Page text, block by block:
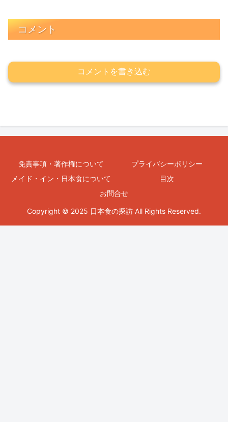
コメント
コメントを書き込む
免責事項・著作権について
プライバシーポリシー
メイド・イン・日本食について
目次
お問合せ
Copyright © 2025 日本食の探訪 All Rights Reserved.